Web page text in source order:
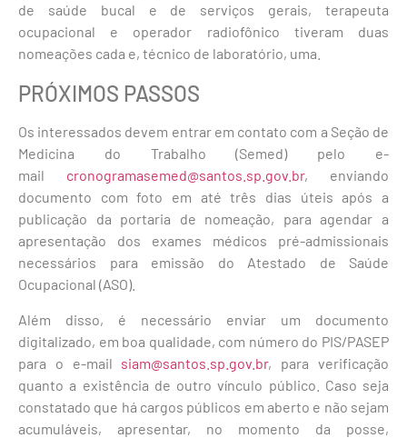
de saúde bucal e de serviços gerais, terapeuta
ocupacional e operador radiofônico tiveram duas
nomeações cada e, técnico de laboratório, uma.
PRÓXIMOS PASSOS
Os interessados devem entrar em contato com a Seção de
Medicina do Trabalho (Semed) pelo e-
mail cronogramasemed@santos.sp.gov.br, enviando
documento com foto em até três dias úteis após a
publicação da portaria de nomeação, para agendar a
apresentação dos exames médicos pré-admissionais
necessários para emissão do Atestado de Saúde
Ocupacional (ASO).
Além disso, é necessário enviar um documento
digitalizado, em boa qualidade, com número do PIS/PASEP
para o e-mail siam@santos.sp.gov.br, para verificação
quanto a existência de outro vínculo público. Caso seja
constatado que há cargos públicos em aberto e não sejam
acumuláveis, apresentar, no momento da posse,